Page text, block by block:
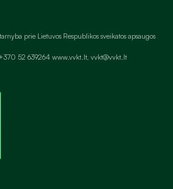
prie Lietuvos Respublikos sveikatos apsaugos
52 639264 www.vvkt.lt, vvkt@vvkt.lt